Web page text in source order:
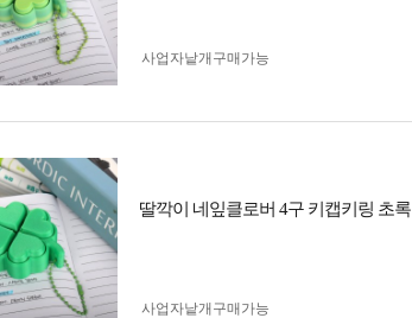
사업자 낱개구매가능
딸깍이 네잎클로버 4구 키캡키링 초록
사업자 낱개구매가능